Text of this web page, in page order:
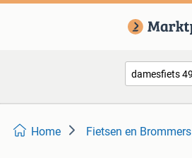
Home Fietsen en Brommers